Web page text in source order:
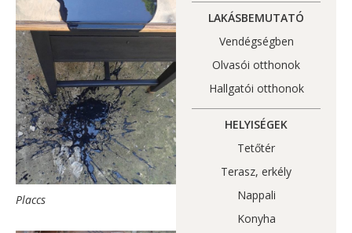
Placcs
LAKÁSBEMUTATÓ
Vendégségben
Olvasói otthonok
Hallgatói otthonok
HELYISÉGEK
Tetőtér
Terasz, erkély
Nappali
Konyha